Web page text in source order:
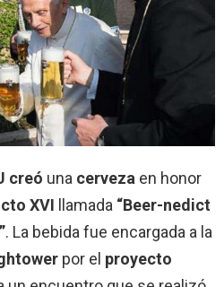
creó una cerveza en honor
XVI llamada “Beer-nedict
. La bebida fue encargada a la
por el proyecto